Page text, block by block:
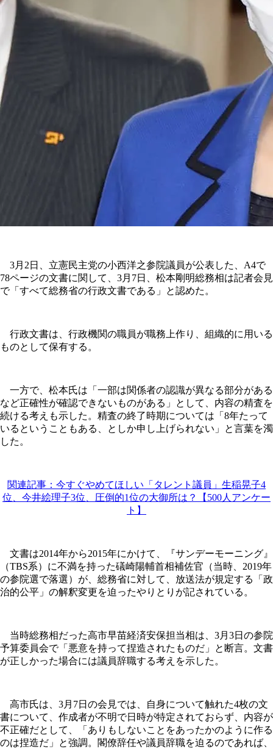
3月2日、立憲民主党の小西洋之参院議員が公表した、A4で
78ページの文書に関して、3月7日、松本剛明総務相は記者会見
で「すべて総務省の行政文書である」と認めた。
行政文書は、行政機関の職員が職務上作り、組織的に用いる
ものとして保有する。
一方で、松本氏は「一部は関係者の認識が異なる部分がある
など正確性が確認できないものがある」として、内容の精査を
続ける考えも示した。精査の終了時期については「8年たって
いるということもある、としか申し上げられない」と言葉を濁
した。
関連記事：今すぐやめてほしい「タレント議員」生稲晃子4
位、今井絵理子3位、圧倒的1位の大御所は？【500人アンケー
ト】
文書は2014年から2015年にかけて、『サンデーモーニング』
（TBS系）に不満を持った礒崎陽輔首相補佐官（当時、2019年
の参院選で落選）が、総務省に対して、放送法が規定する「政
治的公平」の解釈変更を迫ったやりとりが記されている。
当時総務相だった高市早苗経済安保担当相は、3月3日の参院
予算委員会で「悪意を持って捏造されたものだ」と断言。文書
が正しかった場合には議員辞職する考えを示した。
高市氏は、3月7日の会見では、自身について触れた4枚の文
書について、作成者が不明で日時が特定されておらず、内容が
不正確だとして、「ありもしないことをあったかのように作る
のは捏造だ」と強調。閣僚辞任や議員辞職を迫るのであれば、